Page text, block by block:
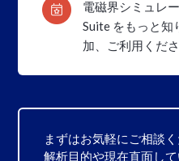
電磁界シミュレ
Suite を もっと知
加、ご利用くださ
まずはお気軽にご相談く
解析目的や現在直面し